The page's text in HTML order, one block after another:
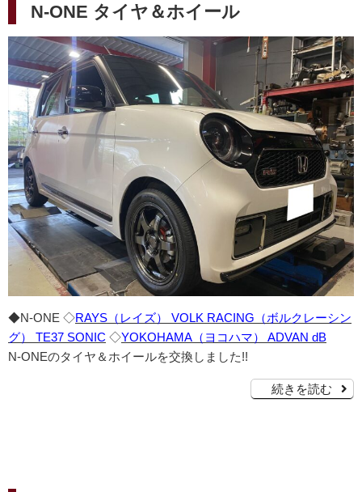
日:
N-ONE タイヤ＆ホイール
◆N-ONE ◇RAYS（レイズ） VOLK RACING（ボルクレーシン
グ） TE37 SONIC ◇YOKOHAMA（ヨコハマ） ADVAN dB
N-ONEのタイヤ＆ホイールを交換しました!!
続きを読む